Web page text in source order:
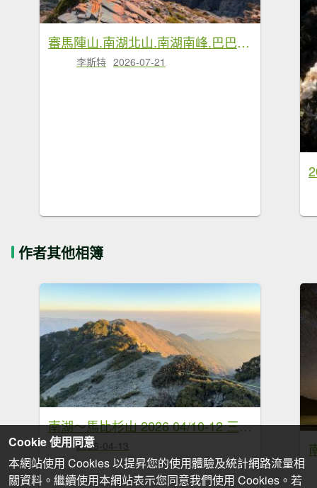
審馬陣山.南湖北山.南湖南峰.巴巴山.南湖大山【帝王之山 豈容凡夫造次】
李斯特 2026-07-21
作者其他相簿
南湖～馬比杉山 2026 04/10-12 三天兩夜
2026-04-13
Cookie 使用同意
本網站使用 Cookies 以提昇您的使用體驗及統計網路流量相
關資料。繼續使用本網站表示您同意我們使用 Cookies。若